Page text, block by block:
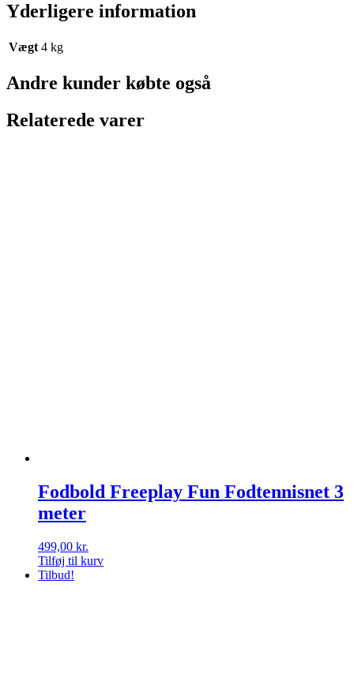
Yderligere information
Vægt 4 kg
Andre kunder købte også
Relaterede varer
Fodbold Freeplay Fun Fodtennisnet 3
meter
499,00 kr.
Tilføj til kurv
Tilbud!